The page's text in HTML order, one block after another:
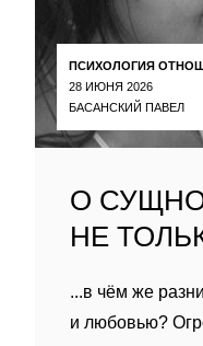
ПСИХОЛОГИЯ
28 ИЮНЯ 2026
БАСАНСКИЙ ПАВЕЛ
О
НЕ
...в чём же
и любовью?